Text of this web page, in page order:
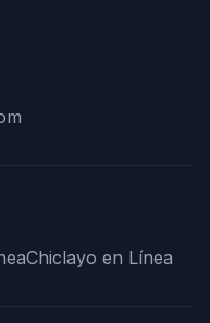
Chiclayo en Línea